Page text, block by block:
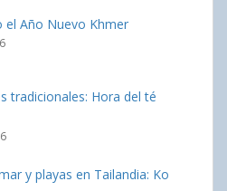
el Año Nuevo Khmer
tradicionales: Hora del té
y playas en Tailandia: Ko